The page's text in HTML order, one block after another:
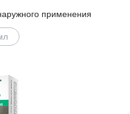
применения